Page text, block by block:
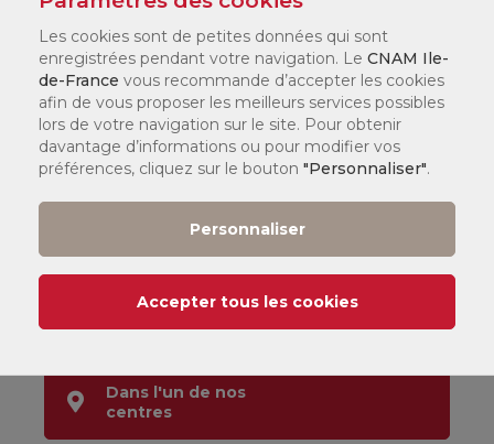
Informations, Orientation &
Inscription
Par téléphone :
Dans l'un de nos
centres
Les cookies sont de petites données qui sont
enregistrées pendant votre navigation. Le CNAM Ile-
de-France vous recommande d’accepter les cookies
afin de vous proposer les meilleurs services possibles
lors de votre navigation sur le site. Pour obtenir
davantage d’informations ou pour modifier vos
préférences, cliquez sur le bouton "Personnaliser".
Personnaliser
Accepter tous les cookies